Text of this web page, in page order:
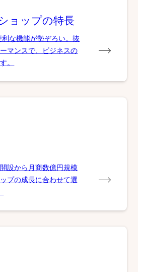
ョップの特長
な機能が勢ぞろい。抜
マンスで、ビジネスの
。
設から月商数億円規模
プの成長に合わせて選